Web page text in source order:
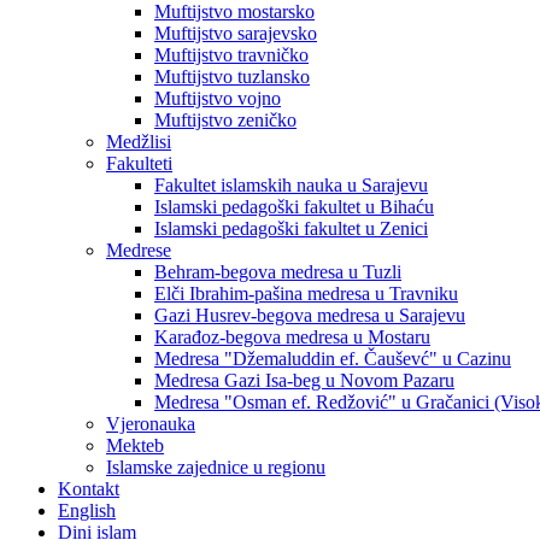
Muftijstvo mostarsko
Muftijstvo sarajevsko
Muftijstvo travničko
Muftijstvo tuzlansko
Muftijstvo vojno
Muftijstvo zeničko
Medžlisi
Fakulteti
Fakultet islamskih nauka u Sarajevu
Islamski pedagoški fakultet u Bihaću
Islamski pedagoški fakultet u Zenici
Medrese
Behram-begova medresa u Tuzli
Elči Ibrahim-pašina medresa u Travniku
Gazi Husrev-begova medresa u Sarajevu
Karađoz-begova medresa u Mostaru
Medresa "Džemaluddin ef. Čauševć" u Cazinu
Medresa Gazi Isa-beg u Novom Pazaru
Medresa "Osman ef. Redžović" u Gračanici
Vjeronauka
Mekteb
Islamske zajednice u regionu
Kontakt
English
Dini islam